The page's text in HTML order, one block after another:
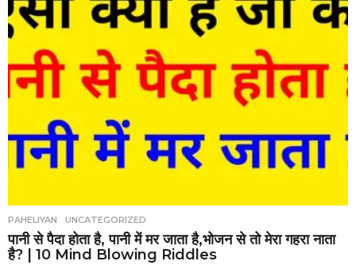
PAHELIYAN ,UNCATEGORIZED
पानी से पैदा होता है, पानी में मर जाता है,भोजन से तो मेरा गहरा नाता
है? | 10 Mind Blowing Riddles